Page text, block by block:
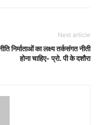
Next article
निर्माताओं का लक्ष्य तर्कसंगत नीती
होना चाहिए- प्रो. पी के दशौरा